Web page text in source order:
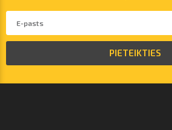
PIETEIKTIES